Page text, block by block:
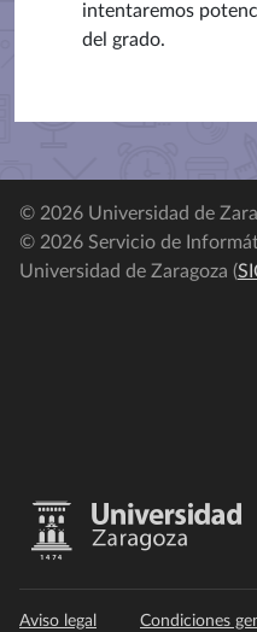
intentaremos
del grado.
© 2026 Universidad de
© 2026 Servicio de
Universidad de Zaragoza (
Aviso legal Condiciones